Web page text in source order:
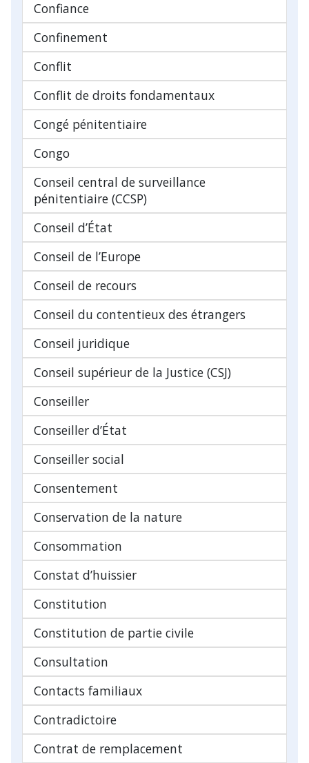
Confiance
Confinement
Conflit
Conflit de droits fondamentaux
Congé pénitentiaire
Congo
Conseil central de surveillance
pénitentiaire (CCSP)
Conseil d’État
Conseil de l’Europe
Conseil de recours
Conseil du contentieux des étrangers
Conseil juridique
Conseil supérieur de la Justice (CSJ)
Conseiller
Conseiller d’État
Conseiller social
Consentement
Conservation de la nature
Consommation
Constat d’huissier
Constitution
Constitution de partie civile
Consultation
Contacts familiaux
Contradictoire
Contrat de remplacement